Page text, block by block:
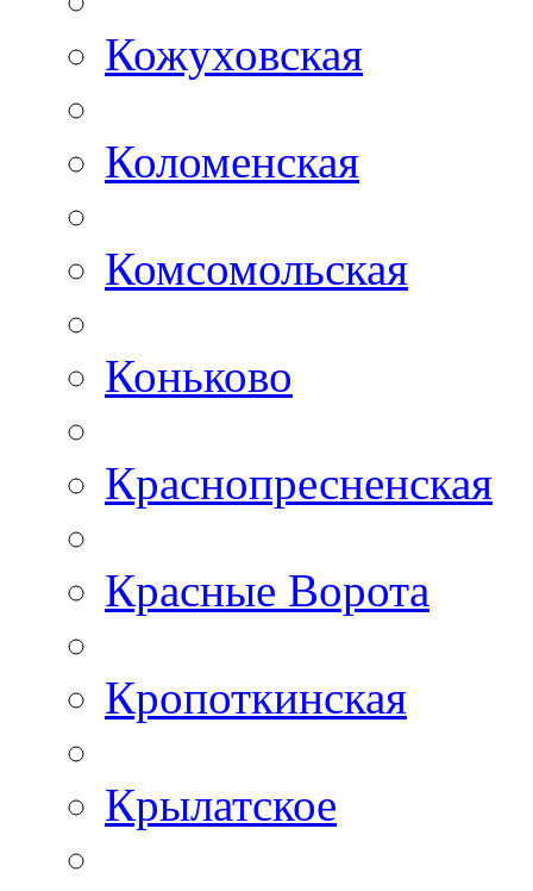
Кожуховская
Коломенская
Комсомольская
Коньково
Краснопресненская
Красные Ворота
Кропоткинская
Крылатское